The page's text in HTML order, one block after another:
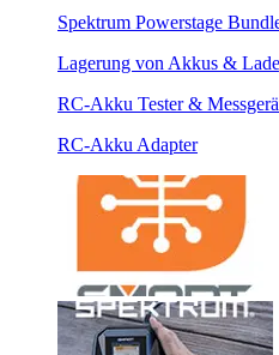
Spektrum Powerstage
Lagerung von Akkus &
RC-Akku Tester &
RC-Akku Adapter